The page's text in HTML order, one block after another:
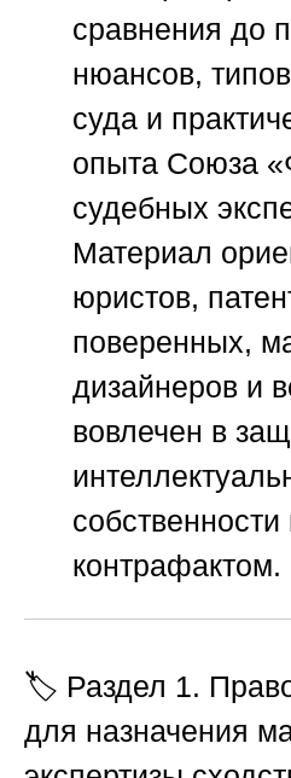
сравнения до
нюансов,
суда и
опыта Союза
судебных
Материал
юристов,
поверенных,
дизайнеров и
вовлечен в
контрафактом.
🏷️ Раздел 1.
для назначения